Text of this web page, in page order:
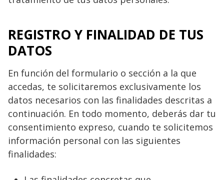
REGISTRO Y FINALIDAD DE TUS
DATOS
En función del formulario o sección a la que
accedas, te solicitaremos exclusivamente los
datos necesarios con las finalidades descritas a
continuación. En todo momento, deberás dar tu
consentimiento expreso, cuando te solicitemos
información personal con las siguientes
finalidades: